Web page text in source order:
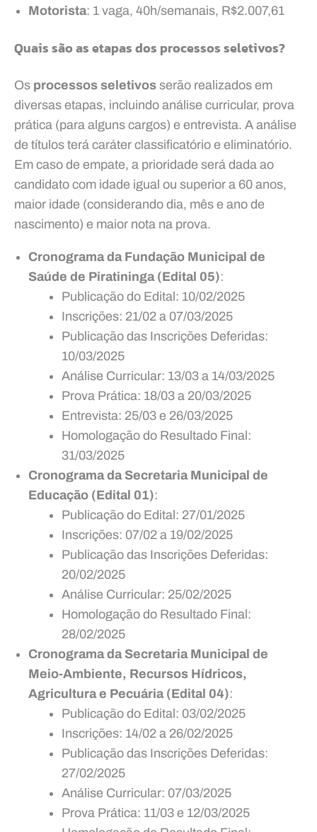
Motorista: 1 vaga, 40h/semanais, R$2.007,61
Quais são as etapas dos processos seletivos?
Os processos seletivos serão realizados em
diversas etapas, incluindo análise curricular, prova
prática (para alguns cargos) e entrevista. A análise
de títulos terá caráter classificatório e eliminatório.
Em caso de empate, a prioridade será dada ao
candidato com idade igual ou superior a 60 anos,
maior idade (considerando dia, mês e ano de
nascimento) e maior nota na prova.
Cronograma da Fundação Municipal de
Saúde de Piratininga (Edital 05):
Publicação do Edital: 10/02/2025
Inscrições: 21/02 a 07/03/2025
Publicação das Inscrições Deferidas:
10/03/2025
Análise Curricular: 13/03 a 14/03/2025
Prova Prática: 18/03 a 20/03/2025
Entrevista: 25/03 e 26/03/2025
Homologação do Resultado Final:
31/03/2025
Cronograma da Secretaria Municipal de
Educação (Edital 01):
Publicação do Edital: 27/01/2025
Inscrições: 07/02 a 19/02/2025
Publicação das Inscrições Deferidas:
20/02/2025
Análise Curricular: 25/02/2025
Homologação do Resultado Final:
28/02/2025
Cronograma da Secretaria Municipal de
Meio-Ambiente, Recursos Hídricos,
Agricultura e Pecuária (Edital 04):
Publicação do Edital: 03/02/2025
Inscrições: 14/02 a 26/02/2025
Publicação das Inscrições Deferidas:
27/02/2025
Análise Curricular: 07/03/2025
Prova Prática: 11/03 e 12/03/2025